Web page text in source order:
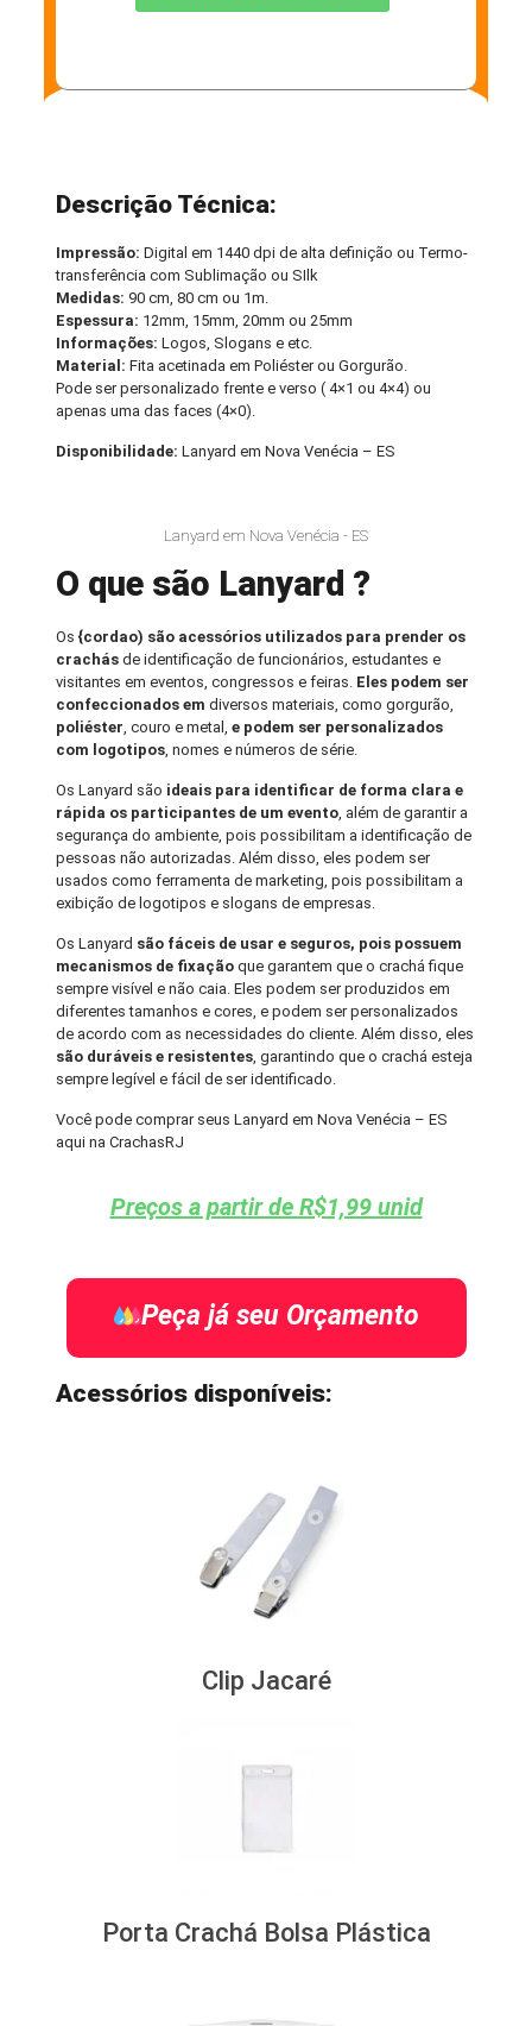
Descrição Técnica:
Impressão: Digital em 1440 dpi de alta definição ou Termo-
transferência com Sublimação ou SIlk
Medidas: 90 cm, 80 cm ou 1m.
Espessura: 12mm, 15mm, 20mm ou 25mm
Informações:Logos, Slogans e etc.
Material: Fita acetinada em Poliéster ou Gorgurão.
Pode ser personalizado frente e verso ( 4×1 ou 4×4) ou
apenas uma das faces (4×0).
Disponibilidade:Lanyard em Nova Venécia – ES
Lanyard em Nova Venécia - ES
O que são Lanyard ?
Os {cordao) são acessórios utilizados para prender os
crachás de identificação de funcionários, estudantes e
visitantes em eventos, congressos e feiras. Eles podem ser
confeccionados emdiversos materiais, como gorgurão,
poliéster, couro e metal,e podem ser personalizados
com logotipos, nomes e números de série.
Os Lanyard são ideais para identificar de forma clara e
rápida os participantes de um evento, além de garantir a
segurança do ambiente, pois possibilitam a identificação de
pessoas não autorizadas. Além disso, eles podem ser
usados como ferramenta de marketing, pois possibilitam a
exibição de logotipos e slogans de empresas.
Os Lanyard são fáceis de usar e seguros, pois possuem
mecanismos de fixação que garantem que o crachá fique
sempre visível e não caia. Eles podem ser produzidos em
diferentes tamanhos e cores, e podem ser personalizados
de acordo com as necessidades do cliente. Além disso, eles
são duráveis e resistentes, garantindo que o crachá esteja
sempre legível e fácil de ser identificado.
Você pode comprar seus Lanyard em Nova Venécia – ES
aqui na CrachasRJ
Preços a partir de R$1,99 unid
Peça já seu Orçamento
Acessórios disponíveis:
Clip Jacaré
Porta Crachá Bolsa Plástica